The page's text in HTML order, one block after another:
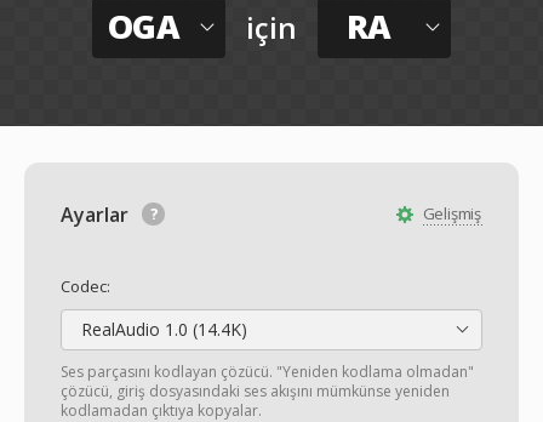
OGA için RA
Gelişmiş
Ayarlar
Codec:
RealAudio 1.0 (14.4K)
Ses parçasını kodlayan çözücü. "Yeniden kodlama olmadan"
çözücü, giriş dosyasındaki ses akışını mümkünse yeniden
kodlamadan çıktıya kopyalar.